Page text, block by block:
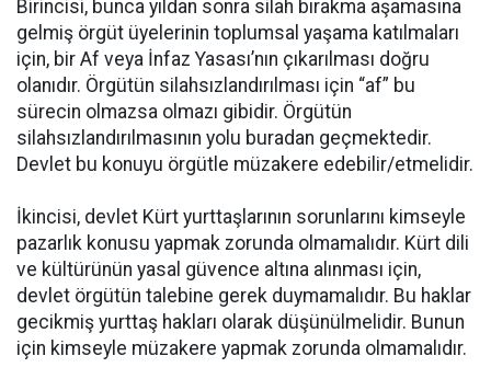
Birincisi, bunca yıldan sonra silah bırakma aşamasına
gelmiş örgüt üyelerinin toplumsal yaşama katılmaları
için, bir Af veya İnfaz Yasası’nın çıkarılması doğru
olanıdır. Örgütün silahsızlandırılması için “af” bu
sürecin olmazsa olmazı gibidir. Örgütün
silahsızlandırılmasının yolu buradan geçmektedir.
Devlet bu konuyu örgütle müzakere edebilir/etmelidir.
İkincisi, devlet Kürt yurttaşlarının sorunlarını kimseyle
pazarlık konusu yapmak zorunda olmamalıdır. Kürt dili
ve kültürünün yasal güvence altına alınması için,
devlet örgütün talebine gerek duymamalıdır. Bu haklar
gecikmiş yurttaş hakları olarak düşünülmelidir. Bunun
için kimseyle müzakere yapmak zorunda olmamalıdır.